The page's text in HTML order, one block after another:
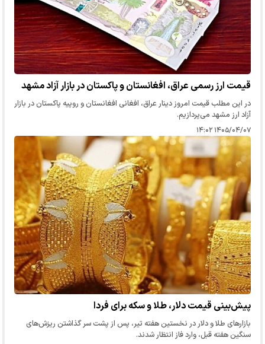
قیمت ارز رسمی عراق، افغانستان و پاکستان در بازار آزاد مشهد
در این مطلب قیمت امروز دینار عراق، افغانی افغانستان و روپیه پاکستان در بازار
آزاد ارز مشهد می‌پردازیم.
۱۴۰۵/۰۴/۰۷ ۱۴:۰۲
پیش‌بینی قیمت دلار، طلا و سکه برای فردا
بازارهای طلا و دلار در نخستین هفته تیر، پس از پشت سر گذاشتن ریزش‌های
سنگین هفته قبل، وارد فاز انتظار شدند.